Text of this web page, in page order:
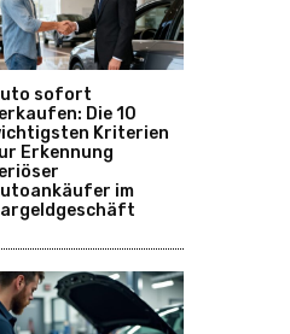
sofort
Die 10
Kriterien
Erkennung
im